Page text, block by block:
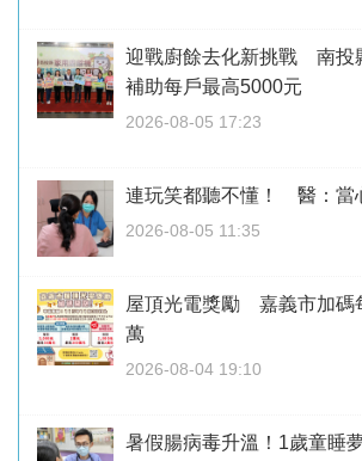
迎戰廚餘去化新挑戰 南投
補助每戶最高5000元
2026-08-05 17:23
連玩笑都聽不懂！ 醫：當
2026-08-05 11:35
屋頂光電獎勵 嘉義市加碼
萬
2026-08-04 19:10
暑假腸病毒升溫！1歲童睡